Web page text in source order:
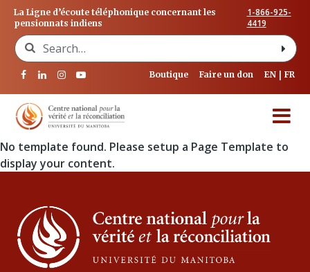
La Ligne d’écoute téléphonique concernant les
pensionnats indiens
1-866-925-
4419
Search for:
Boutique Faire un don EN FR
No template found. Please setup a Page Template to
display your content.